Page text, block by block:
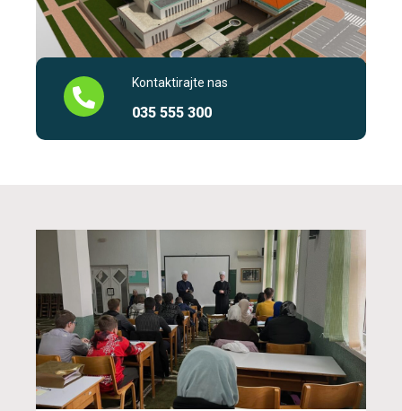
Kontaktirajte nas
035 555 300